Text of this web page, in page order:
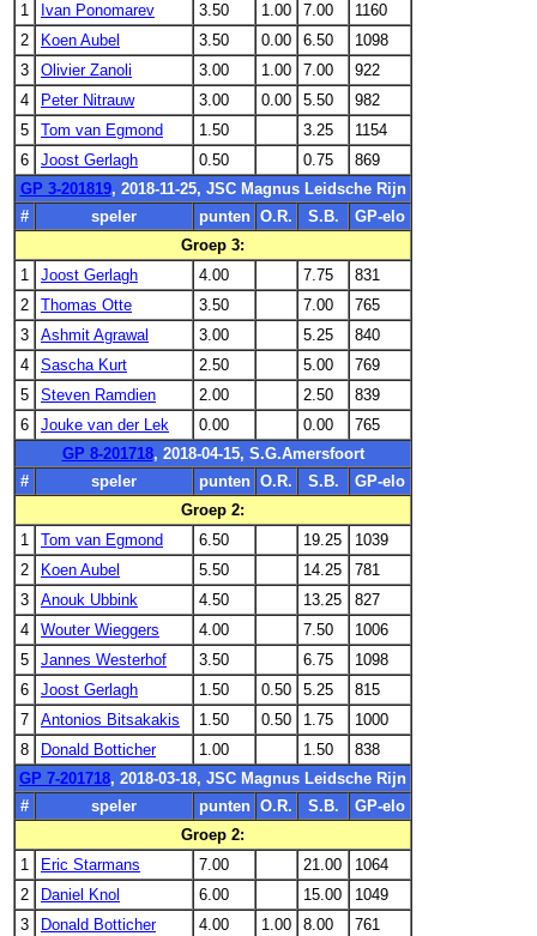
1
Ivan Ponomarev 3.50 1.00 7.00
1160
2
Koen Aubel 3.50 0.00 6.50
1098
3
Olivier Zanoli 3.00 1.00 7.00
922
4
Peter Nitrauw 3.00 0.00 5.50
982
5
Tom van Egmond 1.50 3.25
1154
6
Joost Gerlagh 0.50 0.75
869
GP 3-201819, 2018-11-25, JSC Magnus Leidsche Rijn
#
speler punten O.R. S.B.
GP-elo
Groep 3:
1
Joost Gerlagh 4.00 7.75
831
2
Thomas Otte 3.50 7.00
765
3
Ashmit Agrawal 3.00 5.25
840
4
Sascha Kurt 2.50 5.00
769
5
Steven Ramdien 2.00 2.50
839
6
Jouke van der Lek 0.00 0.00
765
GP 8-201718, 2018-04-15, S.G.Amersfoort
#
speler punten O.R. S.B.
GP-elo
Groep 2:
1
Tom van Egmond 6.50 19.25
1039
2
Koen Aubel 5.50 14.25
781
3
Anouk Ubbink 4.50 13.25
827
4
Wouter Wieggers 4.00 7.50
1006
5
Jannes Westerhof 3.50 6.75
1098
6
Joost Gerlagh 1.50 0.50 5.25
815
7
Antonios Bitsakakis 1.50 0.50 1.75
1000
8
Donald Botticher 1.00 1.50
838
GP 7-201718, 2018-03-18, JSC Magnus Leidsche Rijn
#
speler punten O.R. S.B.
GP-elo
Groep 2:
1
Eric Starmans 7.00 21.00
1064
2
Daniel Knol 6.00 15.00
1049
3
Donald Botticher 4.00 1.00 8.00
761